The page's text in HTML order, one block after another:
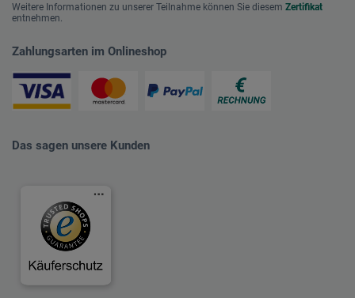
Weitere Informationen zu unserer Teilnahme können Sie diesem Zertifikat
entnehmen.
Zahlungsarten im Onlineshop
Das sagen unsere Kunden